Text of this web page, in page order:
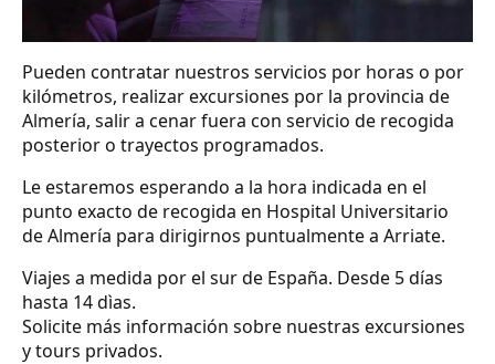
Pueden contratar nuestros servicios por horas o por
kilómetros, realizar excursiones por la provincia de
Almería, salir a cenar fuera con servicio de recogida
posterior o trayectos programados.
Le estaremos esperando a la hora indicada en el
punto exacto de recogida en Hospital Universitario
de Almería para dirigirnos puntualmente a Arriate.
Viajes a medida por el sur de España. Desde 5 días
hasta 14 dìas.
Solicite más información sobre nuestras excursiones
y tours privados.